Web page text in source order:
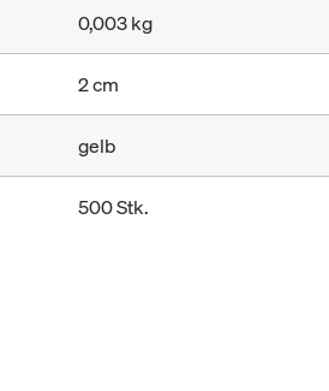
0,003 kg
2 cm
gelb
500 Stk.